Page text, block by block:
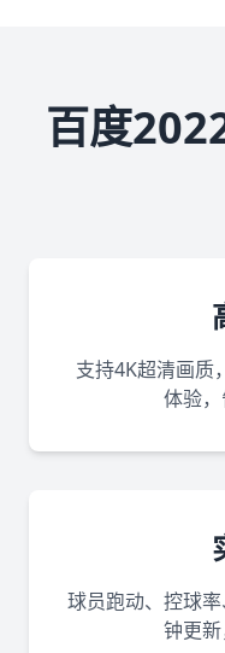
百度
支持4K超清画质
体验，
球员跑动、控球
钟更新